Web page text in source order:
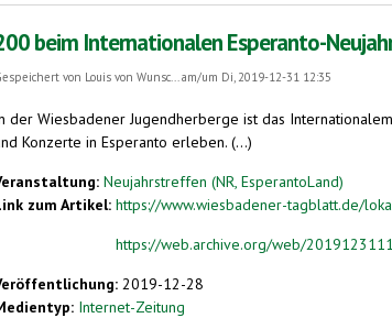
beim Internationalen Esperanto-
von Louis von Wunsc...am/um Di, 2019-12-31 12:35
der Wiesbadener Jugendherberge ist das
Konzerte in Esperanto erleben. (...)
Neujahrstreffen (NR, EsperantoLand)
zum Artikel: https://www.wiesbadener-tagblatt.de/
https://web.archive.org/web/
2019-12-28
Internet-Zeitung